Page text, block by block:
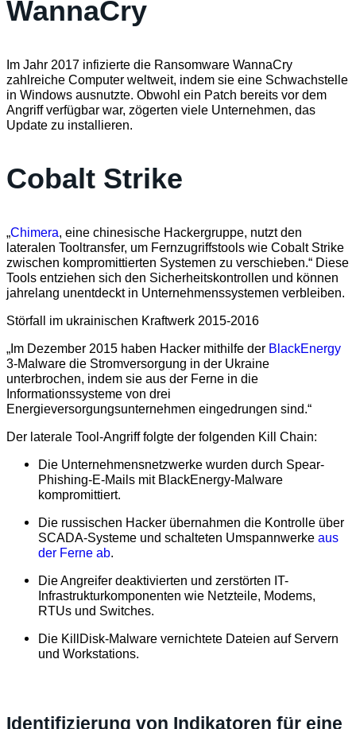
WannaCry
Im Jahr 2017 infizierte die Ransomware WannaCry
zahlreiche Computer weltweit, indem sie eine Schwachstelle
in Windows ausnutzte. Obwohl ein Patch bereits vor dem
Angriff verfügbar war, zögerten viele Unternehmen, das
Update zu installieren.
Cobalt Strike
„Chimera, eine chinesische Hackergruppe, nutzt den
lateralen Tooltransfer, um Fernzugriffstools wie Cobalt Strike
zwischen kompromittierten Systemen zu verschieben.“ Diese
Tools entziehen sich den Sicherheitskontrollen und können
jahrelang unentdeckt in Unternehmenssystemen verbleiben.
Störfall im ukrainischen Kraftwerk 2015-2016
„Im Dezember 2015 haben Hacker mithilfe der BlackEnergy
3-Malware die Stromversorgung in der Ukraine
unterbrochen, indem sie aus der Ferne in die
Informationssysteme von drei
Energieversorgungsunternehmen eingedrungen sind.“
Der laterale Tool-Angriff folgte der folgenden Kill Chain:
Die Unternehmensnetzwerke wurden durch Spear-
Phishing-E-Mails mit BlackEnergy-Malware
kompromittiert.
Die russischen Hacker übernahmen die Kontrolle über
SCADA-Systeme und schalteten Umspannwerke aus
der Ferne ab.
Die Angreifer deaktivierten und zerstörten IT-
Infrastrukturkomponenten wie Netzteile, Modems,
RTUs und Switches.
Die KillDisk-Malware vernichtete Dateien auf Servern
und Workstations.
Identifizierung von Indikatoren für eine